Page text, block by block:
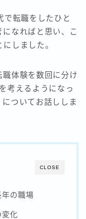
で転職をしたひと
なればと思い、こ
しました。
職体験を数回に分け
考えるようになっ
ついてお話ししま
CLOSE
の職場
化